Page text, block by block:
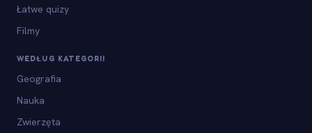
Łatwe quizy
Filmy
WEDŁUG KATEGORII
Geografia
Nauka
Zwierzęta